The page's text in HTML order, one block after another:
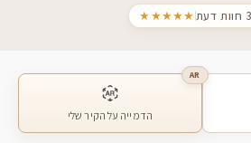
★★★★★
AR
הדמייה על הקיר שלי